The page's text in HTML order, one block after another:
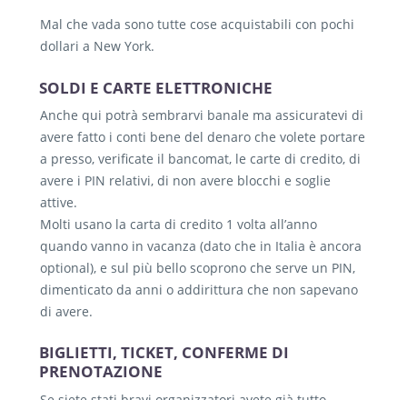
Mal che vada sono tutte cose acquistabili con pochi
dollari a New York.
SOLDI E CARTE ELETTRONICHE
Anche qui potrà sembrarvi banale ma assicuratevi di
avere fatto i conti bene del denaro che volete portare
a presso, verificate il bancomat, le carte di credito, di
avere i PIN relativi, di non avere blocchi e soglie
attive.
Molti usano la carta di credito 1 volta all’anno
quando vanno in vacanza (dato che in Italia è ancora
optional), e sul più bello scoprono che serve un PIN,
dimenticato da anni o addirittura che non sapevano
di avere.
BIGLIETTI, TICKET, CONFERME DI
PRENOTAZIONE